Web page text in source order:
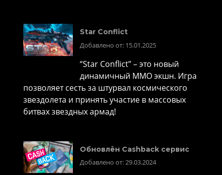
Star Conflict
Добавлено от: 15.01.2025
“Star Conflict” – это новый
динамичный MMO экшн. Игра
позволяет сесть за штурвал космического
звездолета и принять участие в массовых
битвах звездных армад!
Обновлён Cashback сервис
Добавлено от: 29.03.2024